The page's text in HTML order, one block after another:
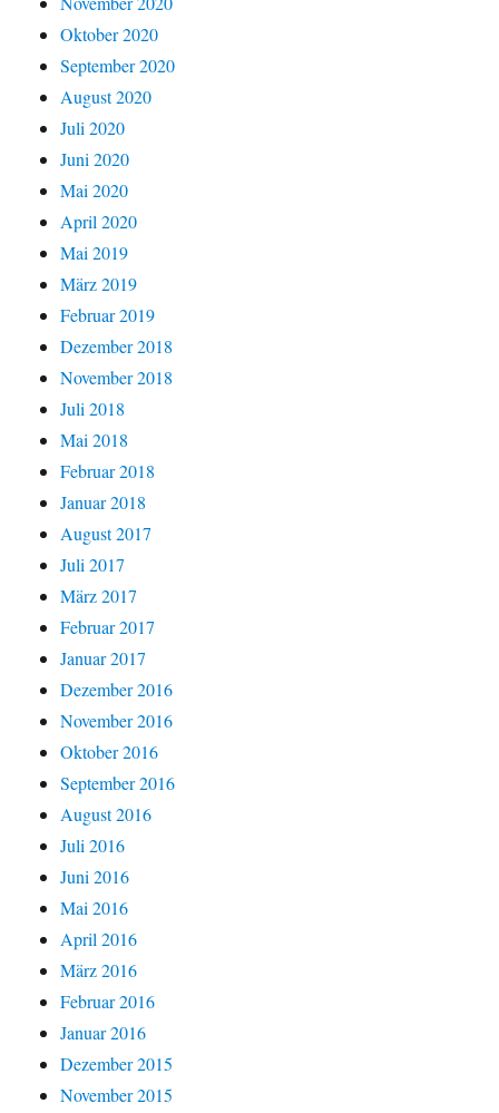
Oktober 2020
September 2020
August 2020
Juli 2020
Juni 2020
Mai 2020
April 2020
Mai 2019
März 2019
Februar 2019
Dezember 2018
November 2018
Juli 2018
Mai 2018
Februar 2018
Januar 2018
August 2017
Juli 2017
März 2017
Februar 2017
Januar 2017
Dezember 2016
November 2016
Oktober 2016
September 2016
August 2016
Juli 2016
Juni 2016
Mai 2016
April 2016
März 2016
Februar 2016
Januar 2016
Dezember 2015
November 2015